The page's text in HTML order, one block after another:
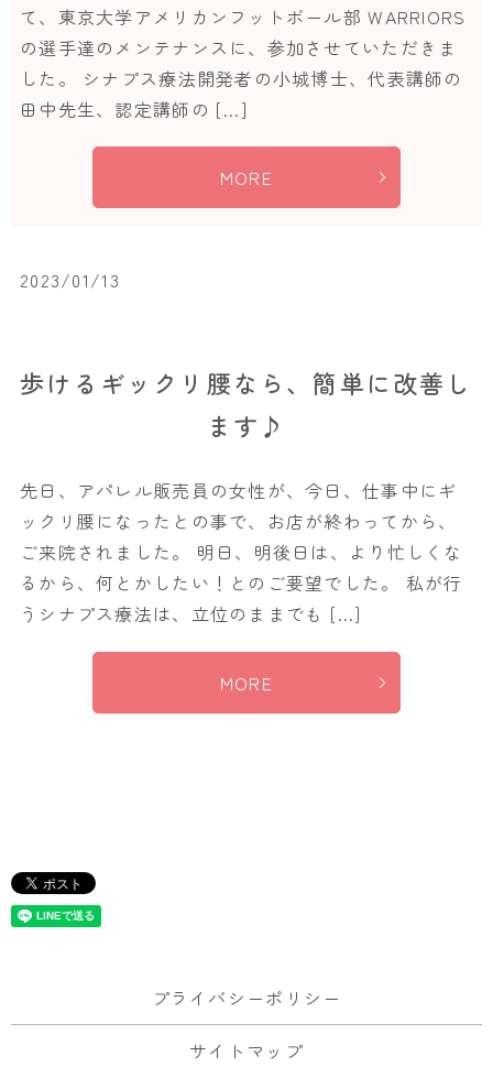
て、東京大学アメリカンフットボール部 WARRIORS
の選手達のメンテナンスに、参加させていただきま
した。 シナプス療法開発者の小城博士、代表講師の
田中先生、認定講師の […]
MORE
2023/01/13
歩けるギックリ腰なら、簡単に改善し
ます♪
先日、アパレル販売員の女性が、今日、仕事中にギ
ックリ腰になったとの事で、お店が終わってから、
ご来院されました。 明日、明後日は、より忙しくな
るから、何とかしたい！とのご要望でした。 私が行
うシナプス療法は、立位のままでも […]
MORE
プライバシーポリシー
サイトマップ